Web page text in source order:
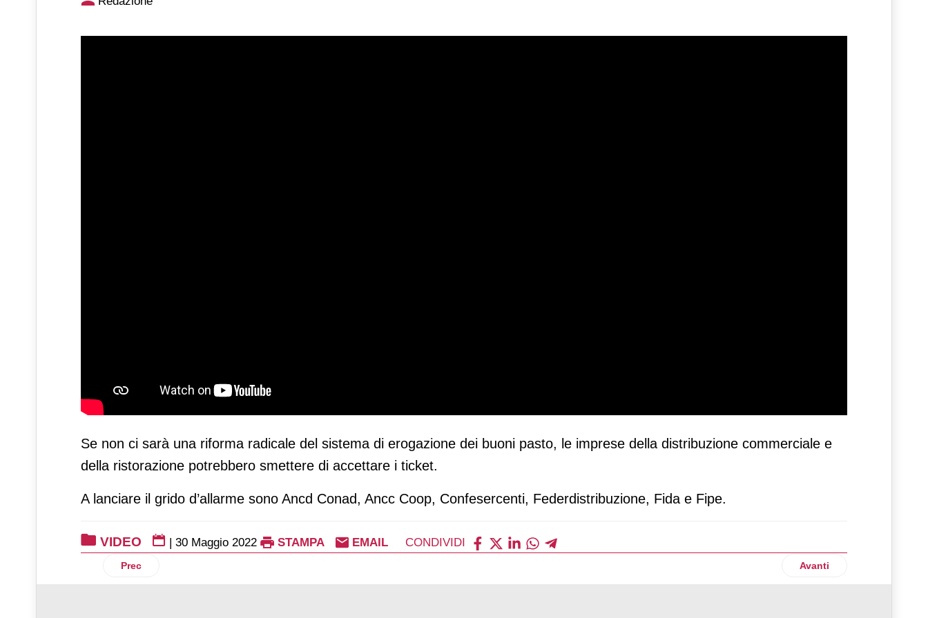
Se non ci sarà una riforma radicale del sistema di erogazione dei buoni pasto, le imprese della distribuzione commerciale e
della ristorazione potrebbero smettere di accettare i ticket.
A lanciare il grido d’allarme sono Ancd Conad, Ancc Coop, Confesercenti, Federdistribuzione, Fida e Fipe.
VIDEO | 30 Maggio 2022 STAMPA EMAIL CONDIVIDI
Articolo precedente: Vileda apre le porte della factory di Roncello (Mb)
Prec Articolo successivo:
Avanti